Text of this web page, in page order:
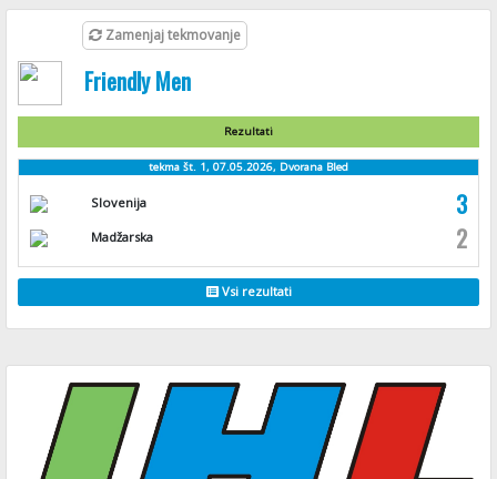
Zamenjaj tekmovanje
Friendly Men
Rezultati
tekma št. 1, 07.05.2026, Dvorana Bled
Slovenija 3
Madžarska 2
Vsi rezultati